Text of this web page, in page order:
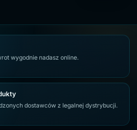
zł
Zegarki damskie na prezent
wygodnie nadasz online.
dostawców z legalnej dystrybucji.